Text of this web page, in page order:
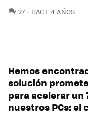
27COMENTARIOS
HACE 4 AÑOS
Hemos
solución
para acelerar un
nuestros PCs: el